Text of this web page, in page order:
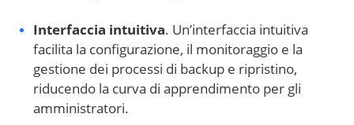
Interfaccia intuitiva. Un’interfaccia intuitiva
facilita la configurazione, il monitoraggio e la
gestione dei processi di backup e ripristino,
riducendo la curva di apprendimento per gli
amministratori.